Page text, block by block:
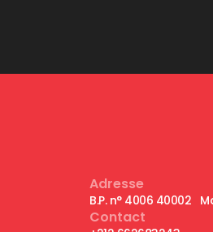
Adresse
B.P. n° 4006 40002
Contact